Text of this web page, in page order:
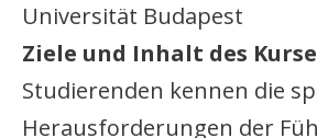
Universität Budapest
Ziele und Inhalt des
Studierenden kennen die
Herausforderungen der